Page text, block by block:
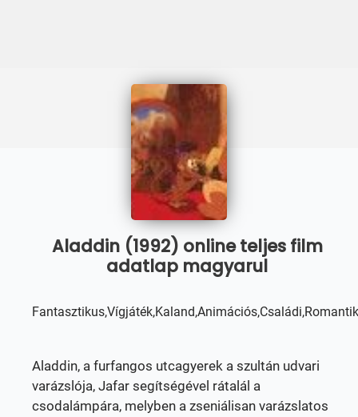
Aladdin (1992) online teljes film
adatlap magyarul
Aladdin, a furfangos utcagyerek a szultán udvari
varázslója, Jafar segítségével rátalál a
csodalámpára, melyben a zseniálisan varázslatos